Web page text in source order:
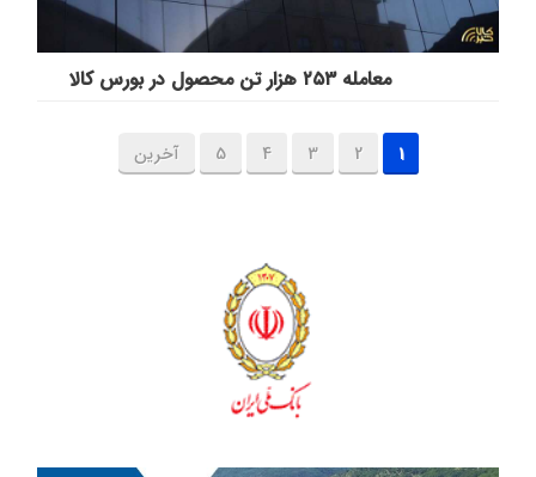
معامله ۲۵۳ هزار تن محصول در بورس کالا
1
2
3
4
5 آخرین